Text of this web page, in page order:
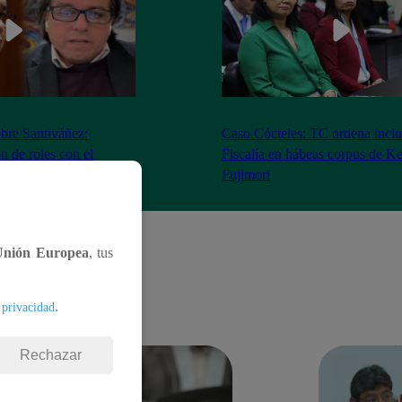
Santiváñez:
de roles con el
Caso Cócteles: TC ordena
Fiscalía en hábeas corpus de
Fujimori
Europea, tus
.
Rechazar